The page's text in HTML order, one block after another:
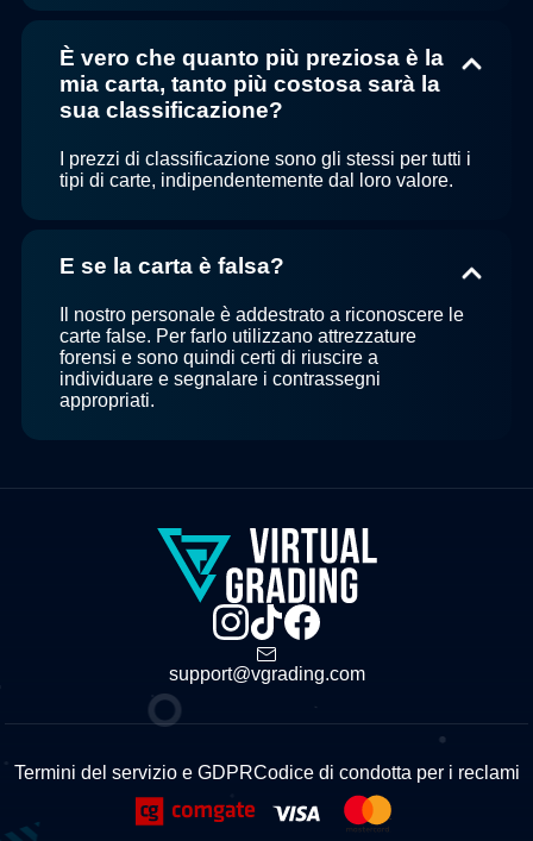
È vero che quanto più preziosa è la
mia carta, tanto più costosa sarà la
sua classificazione?
I prezzi di classificazione sono gli stessi per tutti i
tipi di carte, indipendentemente dal loro valore.
E se la carta è falsa?
Il nostro personale è addestrato a riconoscere le
carte false. Per farlo utilizzano attrezzature
forensi e sono quindi certi di riuscire a
individuare e segnalare i contrassegni
appropriati.
support@vgrading.com
Termini del servizio e GDPRCodice di condotta per i reclami